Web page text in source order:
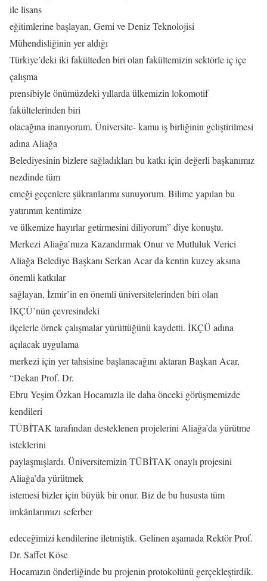
ile lisans
eğitimlerine başlayan, Gemi ve Deniz Teknolojisi
Mühendisliğinin yer aldığı
Türkiye’deki iki fakülteden biri olan fakültemizin sektörle iç içe
çalışma
prensibiyle önümüzdeki yıllarda ülkemizin lokomotif
fakültelerinden biri
olacağına inanıyorum. Üniversite- kamu iş birliğinin geliştirilmesi
adına Aliağa
Belediyesinin bizlere sağladıkları bu katkı için değerli başkanımız
nezdinde tüm
emeği geçenlere şükranlarımı sunuyorum. Bilime yapılan bu
yatırımın kentimize
ve ülkemize hayırlar getirmesini diliyorum” diye konuştu.
Merkezi Aliağa’mıza Kazandırmak Onur ve Mutluluk Verici
Aliağa Belediye Başkanı Serkan Acar da kentin kuzey aksına
önemli katkılar
sağlayan, İzmir’in en önemli üniversitelerinden biri olan
İKÇÜ’nün çevresindeki
ilçelerle örnek çalışmalar yürüttüğünü kaydetti. İKÇÜ adına
açılacak uygulama
merkezi için yer tahsisine başlanacağını aktaran Başkan Acar,
“Dekan Prof. Dr.
Ebru Yeşim Özkan Hocamızla ile daha önceki görüşmemizde
kendileri
TÜBİTAK tarafından desteklenen projelerini Aliağa’da yürütme
isteklerini
paylaşmışlardı. Üniversitemizin TÜBİTAK onaylı projesini
Aliağa’da yürütmek
istemesi bizler için büyük bir onur. Biz de bu hususta tüm
imkânlarımızı seferber
edeceğimizi kendilerine iletmiştik. Gelinen aşamada Rektör Prof.
Dr. Saffet Köse
Hocamızın önderliğinde bu projenin protokolünü gerçekleştirdik.